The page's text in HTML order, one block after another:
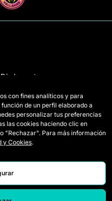
Règlement
Comment se joue la Queens
Billetterie
Accréditations Presse
con fines analíticos y para
de un perfil elaborado a
personalizar tus preferencias
las cookies haciendo clic en
"Rechazar". Para más información
y Cookies.